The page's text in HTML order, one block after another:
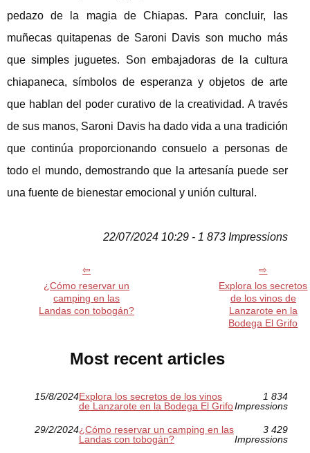
pedazo de la magia de Chiapas. Para concluir, las
muñecas quitapenas de Saroni Davis son mucho más
que simples juguetes. Son embajadoras de la cultura
chiapaneca, símbolos de esperanza y objetos de arte
que hablan del poder curativo de la creatividad. A través
de sus manos, Saroni Davis ha dado vida a una tradición
que continúa proporcionando consuelo a personas de
todo el mundo, demostrando que la artesanía puede ser
una fuente de bienestar emocional y unión cultural.
22/07/2024 10:29 - 1 873 Impressions
¿Cómo reservar un
camping en las
Landas con tobogán?
Explora los secretos
de los vinos de
Lanzarote en la
Bodega El Grifo
Most recent articles
15/8/2024Explora los secretos de los vinos
de Lanzarote en la Bodega El Grifo
1 834
Impressions
29/2/2024¿Cómo reservar un camping en las
Landas con tobogán?
3 429
Impressions